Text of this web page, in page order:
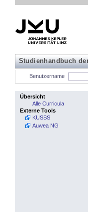
Studienhandbuch
Benutzername
Übersicht
Alle Curricula
Externe Tools
KUSSS
Auwea NG